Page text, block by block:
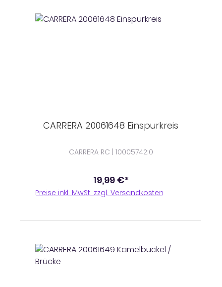
CARRERA 20061648 Einspurkreis
CARRERA RC | 10005742;0
19,99 €*
Preise inkl. MwSt. zzgl. Versandkosten